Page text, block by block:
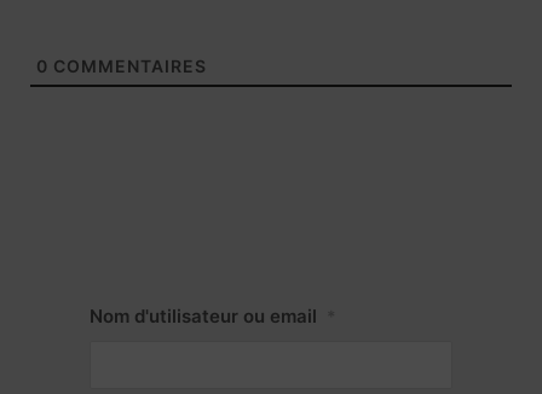
0 COMMENTAIRES
Nom d'utilisateur ou email